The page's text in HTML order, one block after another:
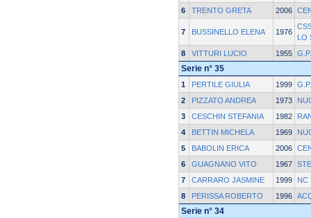
6
TRENTO GRETA 2006
7 BUSSINELLO ELENA 1976
LO
8
VITTURI LUCIO 1955
Serie n° 35
1 PERTILE GIULIA 1999
2
PIZZATO ANDREA 1973
3
CESCHIN STEFANIA 1982
4
BETTIN MICHELA 1969
5
BABOLIN ERICA 2006
6
GUAGNANO VITO 1967
7
CARRARO JASMINE 1999
NC
8
PERISSA ROBERTO 1996
Serie n° 34